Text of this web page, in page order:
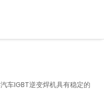
车IGBT逆变焊机具有稳定的